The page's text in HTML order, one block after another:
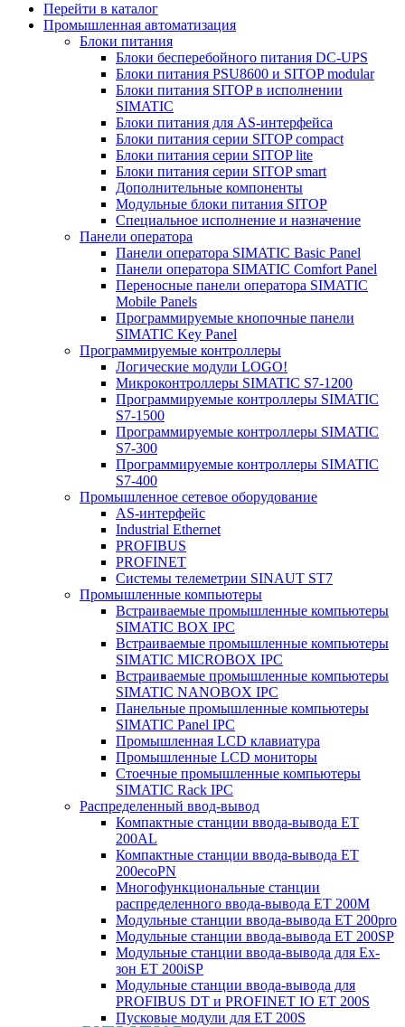
Перейти в каталог
Промышленная автоматизация
Блоки питания
Блоки бесперебойного питания DC-UPS
Блоки питания PSU8600 и SITOP modular
Блоки питания SITOP в исполнении
SIMATIC
Блоки питания для AS-интерфейса
Блоки питания серии SITOP compact
Блоки питания серии SITOP lite
Блоки питания серии SITOP smart
Дополнительные компоненты
Модульные блоки питания SITOP
Специальное исполнение и назначение
Панели оператора
Панели оператора SIMATIC Basic Panel
Панели оператора SIMATIC Comfort Panel
Переносные панели оператора SIMATIC
Mobile Panels
Программируемые кнопочные панели
SIMATIC Key Panel
Программируемые контроллеры
Логические модули LOGO!
Микроконтроллеры SIMATIC S7-1200
Программируемые контроллеры SIMATIC
S7-1500
Программируемые контроллеры SIMATIC
S7-300
Программируемые контроллеры SIMATIC
S7-400
Промышленное сетевое оборудование
AS-интерфейс
Industrial Ethernet
PROFIBUS
PROFINET
Системы телеметрии SINAUT ST7
Промышленные компьютеры
Встраиваемые промышленные компьютеры
SIMATIC BOX IPC
Встраиваемые промышленные компьютеры
SIMATIC MICROBOX IPC
Встраиваемые промышленные компьютеры
SIMATIC NANOBOX IPC
Панельные промышленные компьютеры
SIMATIC Panel IPC
Промышленная LCD клавиатура
Промышленные LCD мониторы
Стоечные промышленные компьютеры
SIMATIC Rack IPC
Распределенный ввод-вывод
Компактные станции ввода-вывода ET
200AL
Компактные станции ввода-вывода ET
200ecoPN
Многофункциональные станции
распределенного ввода-вывода ET 200M
Модульные станции ввода-вывода ET 200pro
Модульные станции ввода-вывода ET 200SP
Модульные станции ввода-вывода для Ex-
зон ET 200iSP
Модульные станции ввода-вывода для
PROFIBUS DT и PROFINET IO ET 200S
Пусковые модули для ET 200S